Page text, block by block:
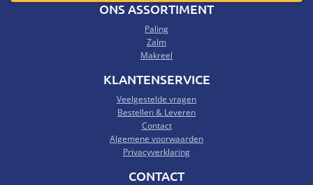
ONS ASSORTIMENT
Paling
Zalm
Makreel
KLANTENSERVICE
Veelgestelde vragen
Bestellen & Leveren
Contact
Algemene voorwaarden
Privacyverklaring
CONTACT